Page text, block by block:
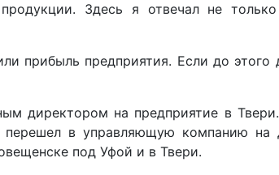
Здесь я отвечал не
прибыль предприятия. Если до
директором на предприятие в
в управляющую компанию на
под Уфой и в Твери.